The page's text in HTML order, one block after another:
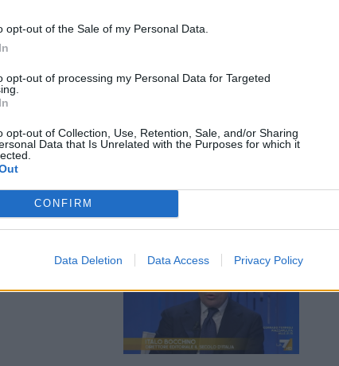
opt-out of the Sale of my Personal Data.
opt-out of processing my Personal Data for Targeted
opt-out of Collection, Use, Retention, Sale, and/or Sharing
Data that Is Unrelated with the Purposes for which it
CONFIRM
Data Deletion Data Access Privacy Policy
il
il padre di
Salis